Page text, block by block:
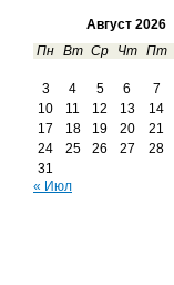
Август 2026
Пн Вт Ср Чт Пт
3
4 5 6 7
10
11 12 13 14
17
18 19 20 21
24
25 26 27 28
31
« Июл